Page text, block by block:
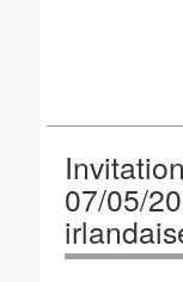
07/05/